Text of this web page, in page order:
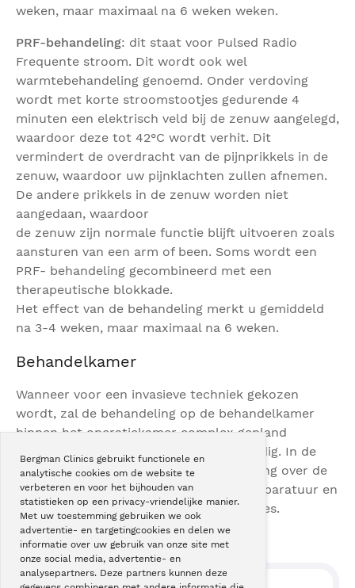
Bergman Clinics gebruikt functionele en
analytische cookies om de website te
verbeteren en voor het bijhouden van
statistieken op een privacy-vriendelijke manier.
Met uw toestemming gebruiken we ook
advertentie- en targetingcookies en delen we
informatie over uw gebruik van onze site met
onze social media, advertentie- en
analysepartners. Deze partners kunnen deze
weken, maar maximaal na 6 weken weken.
PRF-behandeling: dit staat voor Pulsed Radio
Frequente stroom. Dit wordt ook wel
warmtebehandeling genoemd. Onder verdoving
wordt met korte stroomstootjes gedurende 4
minuten een elektrisch veld bij de zenuw aangelegd,
waardoor deze tot 42°C wordt verhit. Dit
vermindert de overdracht van de pijnprikkels in de
zenuw, waardoor uw pijnklachten zullen afnemen.
De andere prikkels in de zenuw worden niet
aangedaan, waardoor
de zenuw zijn normale functie blijft uitvoeren zoals
aansturen van een arm of been. Soms wordt een
PRF- behandeling gecombineerd met een
therapeutische blokkade.
Het effect van de behandeling merkt u gemiddeld
na 3-4 weken, maar maximaal na 6 weken.
Behandelkamer
Wanneer voor een invasieve techniek gekozen
wordt, zal de behandeling op de behandelkamer
binnen het operatiekamer complex gepland
worden. Vaak is dan een dagopname nodig. In de
behandelkamer hebben wij de beschikking over de
modernste technieken zoals röntgen apparatuur en
een laesiegenerator voor zenuwblokkades.